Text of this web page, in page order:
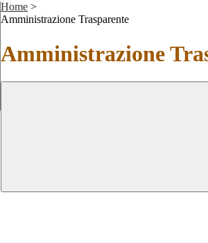
Home >
Amministrazione Trasparente
Amministrazione